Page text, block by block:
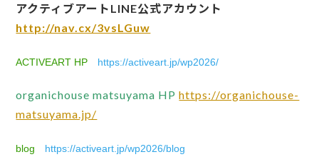
アクティブアートLINE公式アカウント
http://nav.cx/3vsLGuw
ACTIVEART HP https://activeart.jp/wp2026/
organichouse matsuyama HP https://organichouse-
matsuyama.jp/
blog
https://activeart.jp/wp2026/blog